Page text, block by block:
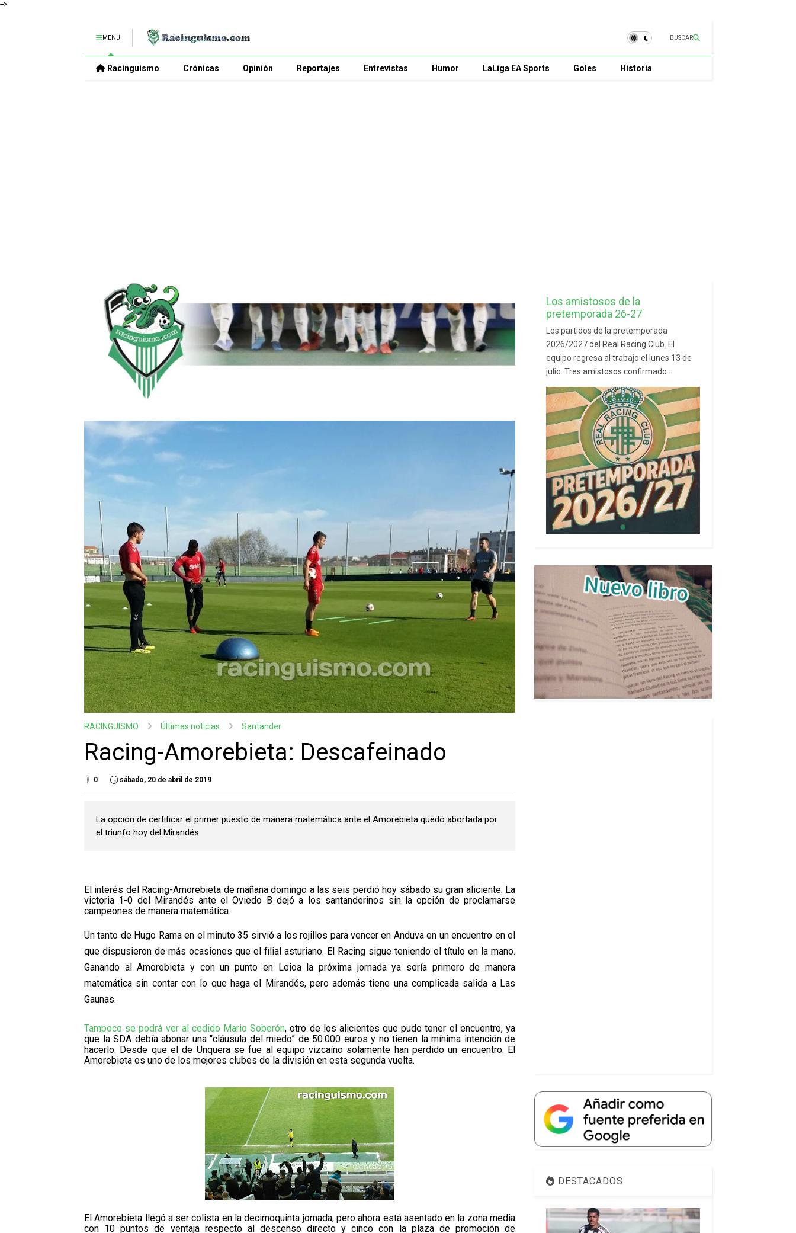
-->
MENU BUSCAR
Racinguismo Crónicas Opinión Reportajes Entrevistas Humor LaLiga EA Sports Goles Historia
RACINGUISMO Últimas noticias Santander
Racing-Amorebieta: Descafeinado
0 sábado, 20 de abril de 2019
La opción de certificar el primer puesto de manera matemática ante el Amorebieta quedó abortada por
el triunfo hoy del Mirandés
El interés del Racing-Amorebieta de mañana domingo a las seis perdió hoy sábado su gran aliciente. La
victoria 1-0 del Mirandés ante el Oviedo B dejó a los santanderinos sin la opción de proclamarse
campeones de manera matemática.
Un tanto de Hugo Rama en el minuto 35 sirvió a los rojillos para vencer en Anduva en un encuentro en el
que dispusieron de más ocasiones que el filial asturiano. El Racing sigue teniendo el título en la mano.
Ganando al Amorebieta y con un punto en Leioa la próxima jornada ya sería primero de manera
matemática sin contar con lo que haga el Mirandés, pero además tiene una complicada salida a Las
Gaunas.
Tampoco se podrá ver al cedido Mario Soberón, otro de los alicientes que pudo tener el encuentro, ya
que la SDA debía abonar una “cláusula del miedo” de 50.000 euros y no tienen la mínima intención de
hacerlo. Desde que el de Unquera se fue al equipo vizcaíno solamente han perdido un encuentro. El
Amorebieta es uno de los mejores clubes de la división en esta segunda vuelta.
El Amorebieta llegó a ser colista en la decimoquinta jornada, pero ahora está asentado en la zona media
con 10 puntos de ventaja respecto al descenso directo y cinco con la plaza de promoción de
Los amistosos de la
pretemporada 26-27
Los partidos de la pretemporada
2026/2027 del Real Racing Club. El
equipo regresa al trabajo el lunes 13 de
julio. Tres amistosos confirmado...
DESTACADOS